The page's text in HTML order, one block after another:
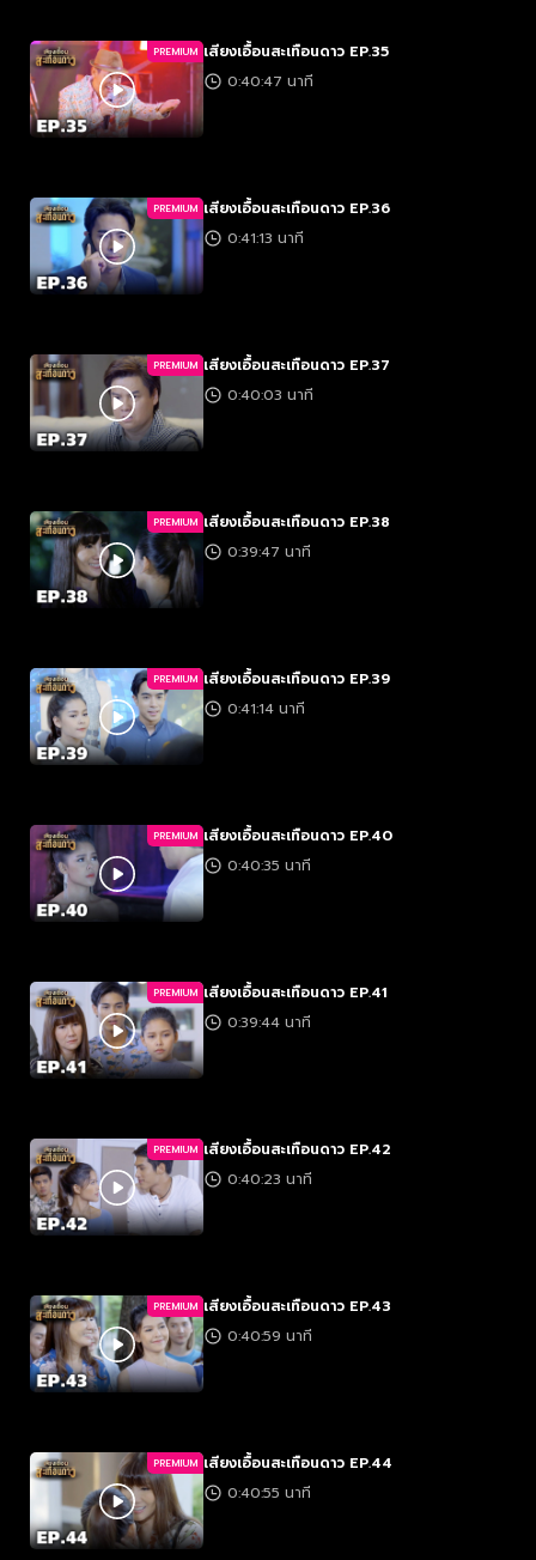
PREMIUM เสียงเอื้อนสะเทือนดาว EP.35
0:40:47 นาที
PREMIUM เสียงเอื้อนสะเทือนดาว EP.36
0:41:13 นาที
PREMIUM เสียงเอื้อนสะเทือนดาว EP.37
0:40:03 นาที
PREMIUM เสียงเอื้อนสะเทือนดาว EP.38
0:39:47 นาที
PREMIUM เสียงเอื้อนสะเทือนดาว EP.39
0:41:14 นาที
PREMIUM เสียงเอื้อนสะเทือนดาว EP.40
0:40:35 นาที
PREMIUM เสียงเอื้อนสะเทือนดาว EP.41
0:39:44 นาที
PREMIUM เสียงเอื้อนสะเทือนดาว EP.42
0:40:23 นาที
PREMIUM เสียงเอื้อนสะเทือนดาว EP.43
0:40:59 นาที
PREMIUM เสียงเอื้อนสะเทือนดาว EP.44
0:40:55 นาที